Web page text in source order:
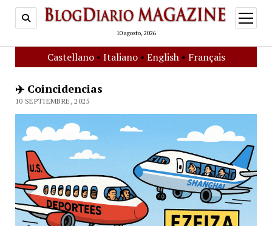
10 agosto, 2026
open
menu
Castellano• Italiano• English• Français
✈️ Coincidencias
10 SEPTIEMBRE, 2025